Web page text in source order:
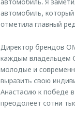
автомобиль,
отметила главный
Директор брендов
каждым владельцем
молодые и
выразить свою
Анастасию к победе
преодолеет сотни